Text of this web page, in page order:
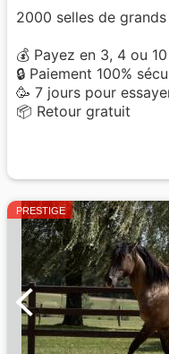
2000 selles de
💰 Payez en 3, 4 ou
🔒 Paiement 100%
🥳 7 jours pour
📦 Retour gratuit
PRESTIGE